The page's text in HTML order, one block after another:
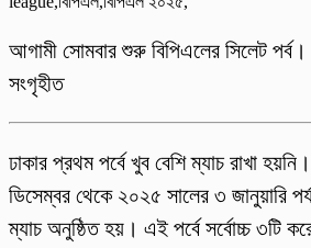
আগামী সোমবার শুরু বিপিএলের সিলেট পর্ব।
সংগৃহীত
ঢাকার প্রথম পর্বে খুব বেশি ম্যাচ রাখা
ডিসেম্বর থেকে ২০২৫ সালের ৩ জানুয়ারি
ম্যাচ অনুষ্ঠিত হয়। এই পর্বে সর্বোচ্চ ৩টি